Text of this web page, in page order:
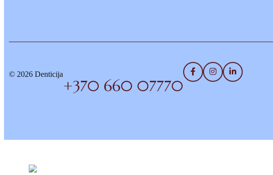
© 2026 Denticija
+370 660 07770